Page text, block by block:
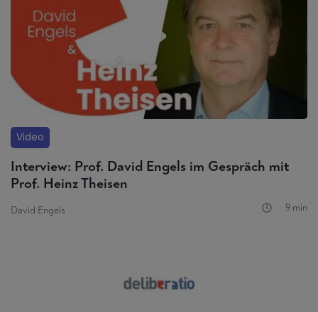
Video
Interview: Prof. David Engels im Gespräch mit
Prof. Heinz Theisen
David Engels 9 min